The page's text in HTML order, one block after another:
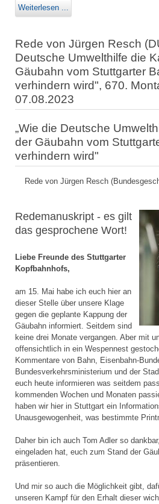
Weiterlesen ...
Rede von Jürgen Resch
Deutsche Umwelthilfe die
Gäubahn vom Stuttgarter
verhindern wird", 670.
07.08.2023
„Wie die Deutsche
der Gäubahn vom
verhindern wird"
Rede von Jürgen Resch
Redemanuskript - es gilt
das gesprochene Wort!
Liebe Freunde des Stuttgarter
Kopfbahnhofs,
am 15. Mai habe ich euch hier an
dieser Stelle über unsere Klage
gegen die geplante Kappung der
Gäubahn informiert. Seitdem sind
keine drei Monate vergangen. Aber mit
offensichtlich in ein Wespennest
Kommentare von Bahn, Eisenbahn-
Bundesverkehrsministerium und der
euch heute informieren was seitdem
kommenden Wochen und Monaten
haben wir hier in Stuttgart ein
Unausgewogenheit, was bestimmte
Daher bin ich auch Tom Adler so
eingeladen hat, euch zum Stand der
präsentieren.
Und mir so auch die Möglichkeit gibt,
unseren Kampf für den Erhalt dieser